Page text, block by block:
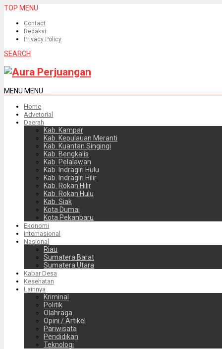
TOP MENU
Contact
Redaksi
Privacy Policy
SEARCH
MENU MENU
Home
Advetorial
Daerah
Kab. Kampar
Kab. Kepulauan Meranti
Kab. Kuantan Singingi
Kab. Bengkalis
Kab. Pelalawan
Kab. Indragiri Hulu
Kab. Indragiri Hilir
Kab. Rokan Hilir
Kab. Rokan Hulu
Kab. Siak
Kota Dumai
Kota Pekanbaru
Ekonomi
Internasional
Nasional
Riau
Sumatera Barat
Sumatera Utara
Kabar Desa
Kesehatan
Lainnya
Kriminal
Politik
Olahraga
Opini / Artikel
Pariwisata
Pendidikan
Teknologi